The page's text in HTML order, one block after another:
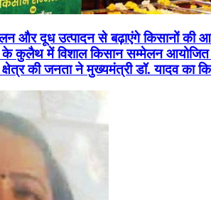
और दूध उत्पादन से बढ़ाएंगे किसानों की
के कुलैथ में विशाल किसान सम्मेलन आयोजित
की जनता ने मुख्यमंत्री डॉ. यादव का